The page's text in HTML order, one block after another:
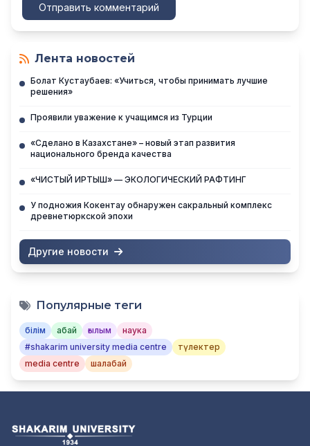
Отправить комментарий
Лента новостей
Болат Кустаубаев: «Учиться, чтобы принимать лучшие
решения»
Проявили уважение к учащимся из Турции
«Сделано в Казахстане» – новый этап развития
национального бренда качества
«ЧИСТЫЙ ИРТЫШ» — ЭКОЛОГИЧЕСКИЙ РАФТИНГ
У подножия Кокентау обнаружен сакральный комплекс
древнетюркской эпохи
Другие новости
Популярные теги
білім абай ғылым
наука
#shakarim university media centre
түлектер
media centre
шалабай